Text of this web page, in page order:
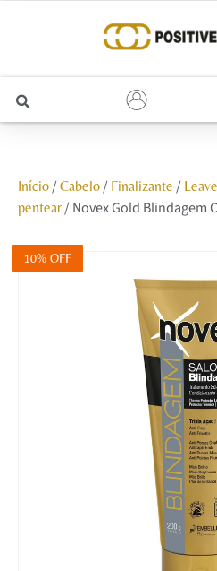
Unhas
Início/ Cabelo/ Finalizante /
pentear/ Novex Gold Blindagem
10% OFF